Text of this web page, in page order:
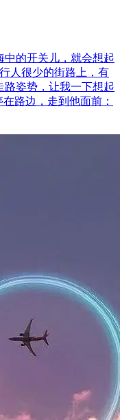
的开关儿，就会想起
人很少的街路上，有
姿势，让我一下想起
路边，走到他面前：